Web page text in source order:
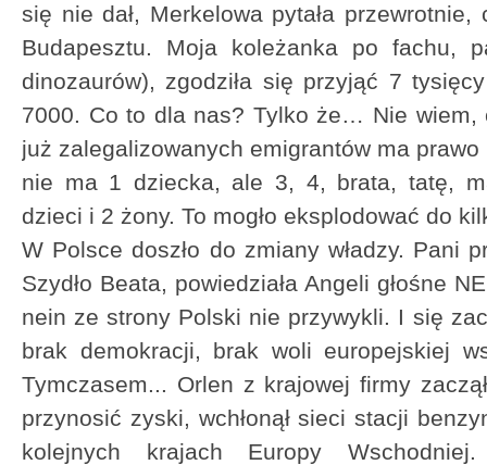
się nie dał, Merkelowa pytała
Budapesztu. Moja koleżanka po fachu,
dinozaurów), zgodziła się przyjąć 7
7000. Co to dla nas? Tylko że… Nie
już zalegalizowanych emigrantów ma prawo
nie ma 1 dziecka, ale 3, 4, brata, tatę,
dzieci i 2 żony. To mogło eksplodować do
W Polsce doszło do zmiany władzy. Pani
Szydło Beata, powiedziała Angeli głośne
nein ze strony Polski nie przywykli. I się
brak demokracji, brak woli europejskiej
Tymczasem... Orlen z krajowej firmy
przynosić zyski, wchłonął sieci stacji
kolejnych krajach Europy